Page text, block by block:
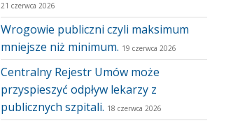
21 czerwca 2026
Wrogowie publiczni czyli maksimum
mniejsze niż minimum. 19 czerwca 2026
Centralny Rejestr Umów może
przyspieszyć odpływ lekarzy z
publicznych szpitali. 18 czerwca 2026